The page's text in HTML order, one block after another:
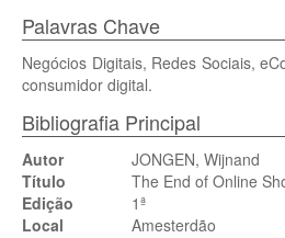
Palavras Chave
Negócios Digitais, Redes Sociais,
consumidor digital.
Bibliografia Principal
Autor
JONGEN, Wijnand
Título
The End of Online
Edição
1ª
Local
Amesterdão